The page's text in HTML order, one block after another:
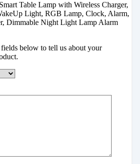
Table Lamp with Wireless Charger,
Light, RGB Lamp, Clock, Alarm,
Dimmable Night Light Lamp Alarm
below to tell us about your